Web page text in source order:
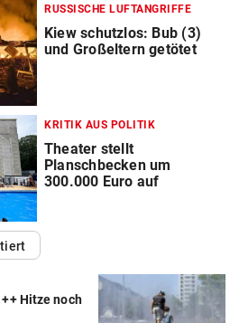
RUSSISCHE LUFTANGRIFFE
Kiew schutzlos: Bub (3)
und Großeltern getötet
KRITIK AUS POLITIK
Theater stellt
Planschbecken um
300.000 Euro auf
Hitze noch